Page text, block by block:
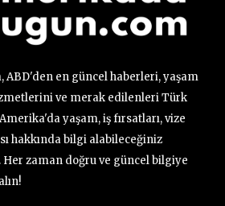
ABD'den en güncel haberleri, yaşam
ve merak edilenleri Türk
yaşam, iş fırsatları, vize
hakkında bilgi alabileceğiniz
zaman doğru ve güncel bilgiye